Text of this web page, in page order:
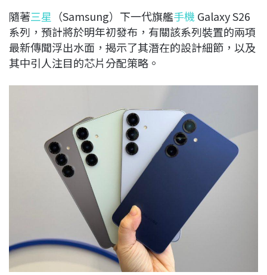
b
o
o
k
a
d
s
e
d
I
n
L
i
n
k
隨著三星 （Samsung）下一代旗艦手機 Galaxy S26
系列，預計將於明年初發布，有關該系列裝置的兩項
最新傳聞浮出水面，揭示了其潛在的設計細節，以及
其中引人注目的芯片分配策略。